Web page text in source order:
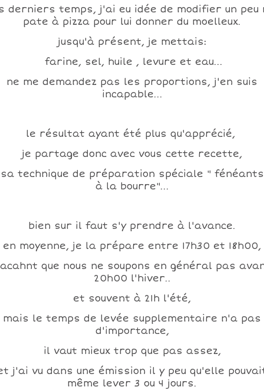
derniers temps, j'ai eu idée de modifier un peu
pate à pizza pour lui donner du moelleux.
jusqu'à présent, je mettais:
farine, sel, huile , levure et eau...
ne me demandez pas les proportions, j'en suis
incapable...
le résultat ayant été plus qu'apprécié,
je partage donc avec vous cette recette,
technique de préparation spéciale "
à la bourre"...
bien sur il faut s'y prendre à l'avance.
en moyenne, je la prépare entre 17h30 et 18h00,
que nous ne soupons en général pas
20h00 l'hiver..
et souvent à 21h l'été,
mais le temps de levée supplementaire n'a pas
d'importance,
il vaut mieux trop que pas assez,
j'ai vu dans une émission il y peu qu'elle
même lever 3 ou 4 jours.